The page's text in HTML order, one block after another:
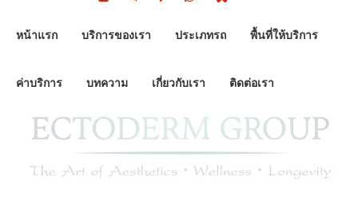
หน้าแรก บริการของเรา ประเภทรถ พื้นที่ให้บริการ
ค่าบริการ บทความ เกี่ยวกับเรา ติดต่อเรา